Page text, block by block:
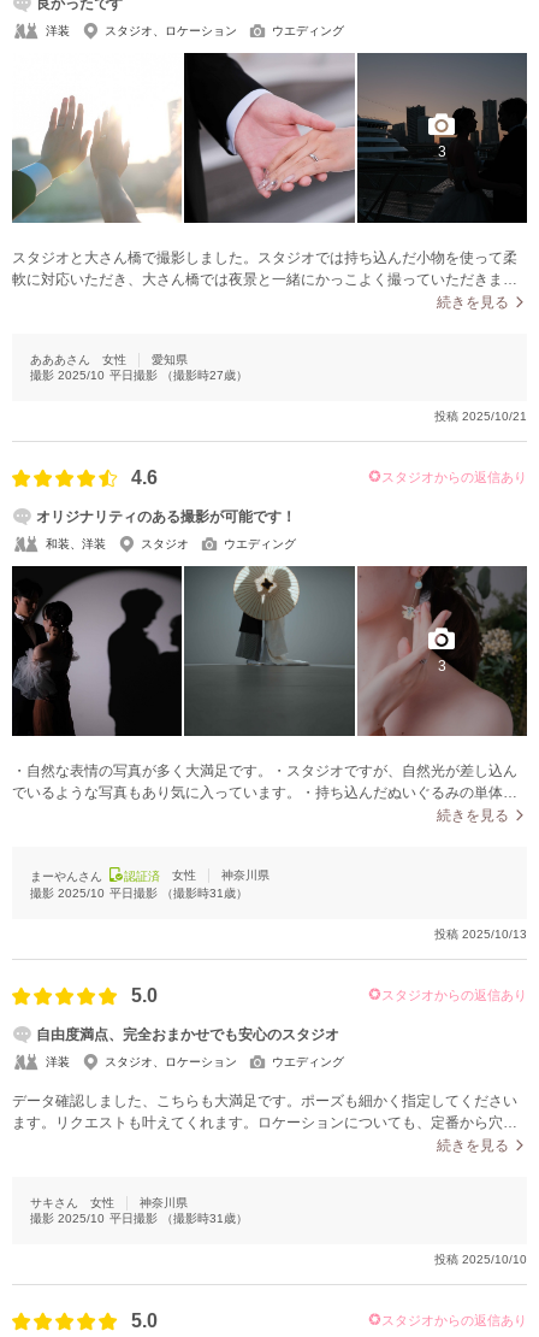
洋装 スタジオ、ロケーション ウエディング
3
スタジオと大さん橋で撮影しました。スタジオでは持ち込んだ小物を使って柔
軟に対応いただき、大さん橋では夜景と一緒にかっこよく撮っていただきまし
た。とくにモノクロ加工した写真がスタイリッシュでお気に入りです。続きを見る
あああさん 女性
愛知県
撮影 2025/10 平日撮影 （撮影時27歳）
投稿 2025/10/21
4.6 スタジオからの返信あり
オリジナリティのある撮影が可能です！
和装、洋装 スタジオ ウエディング
3
・自然な表情の写真が多く大満足です。・スタジオですが、自然光が差し込ん
でいるような写真もあり気に入っています。・持ち込んだぬいぐるみの単体シ
続きを見る
まーやんさん 認証済 女性
神奈川県
撮影 2025/10 平日撮影 （撮影時31 歳）
投稿 2025/10/13
5.0 スタジオからの返信あり
自由度満点、完全おまかせでも安心のスタジオ
洋装 スタジオ、ロケーション ウエディング
データ確認しました、こちらも大満足です。ポーズも細かく指定してください
ます。リクエストも叶えてくれます。ロケーションについても、定番から穴場
まで、映えスポットにもお詳しいので、誘導もスムーズですし、本当に楽し
続きを見る
サキさん 女性
神奈川県
撮影 2025/10 平日撮影 （撮影時31 歳）
投稿 2025/10/10
5.0 スタジオからの返信あり